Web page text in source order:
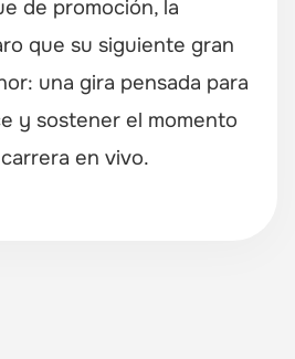
de promoción, la
que su siguiente gran
una gira pensada para
y sostener el momento
en vivo.